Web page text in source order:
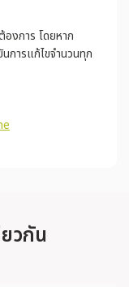
งการ โดยหาก
การแก้ไขจำนวนทุก
วกัน